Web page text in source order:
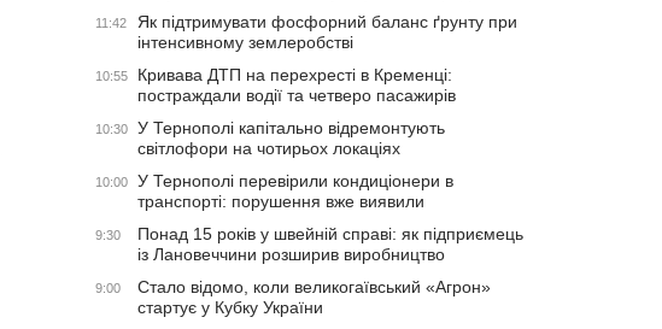
11:42
Як підтримувати фосфорний баланс ґрунту при
інтенсивному землеробстві
10:55
Кривава ДТП на перехресті в Кременці:
постраждали водії та четверо пасажирів
10:30
У Тернополі капітально відремонтують
світлофори на чотирьох локаціях
10:00
У Тернополі перевірили кондиціонери в
транспорті: порушення вже виявили
9:30
Понад 15 років у швейній справі: як підприємець
із Лановеччини розширив виробництво
9:00
Стало відомо, коли великогаївський «Агрон»
стартує у Кубку України